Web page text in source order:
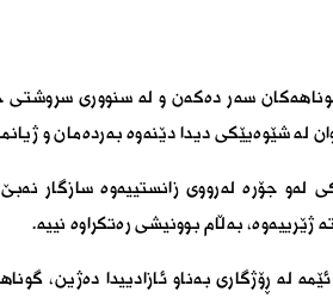
سەر دەکەن و لە سنووری سروشتی
لە شێوەیێکی دیدا دێنەوە بەردەمان و
لەو جۆرە لەرووی زانستییەوە سازگار
بەڵام بوونیشی رەتکراوە نییە.
لە ڕۆژگاری بەناو ئازادییدا دەژین،